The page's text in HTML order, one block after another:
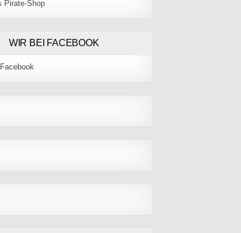
WIR BEI FACEBOOK